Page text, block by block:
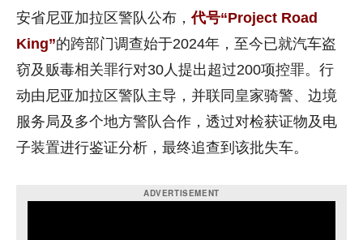
安省尼亚加拉区警队公布，代号“Project Road
King”的跨部门调查始于2024年，至今已就汽车盗
窃及贩毒相关罪行对30人提出超过200项控罪。行
动由尼亚加拉区警队主导，并联同 皇家骑警、 边境
服务局及多个地方警队合作，透过对检获证物及电
子装置进行鉴证分析，最终追查到该批失车。